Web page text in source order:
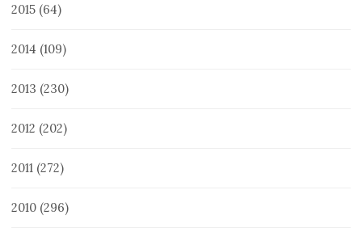
2015 (64)
2014 (109)
2013 (230)
2012 (202)
2011 (272)
2010 (296)